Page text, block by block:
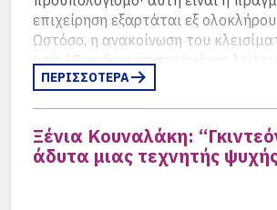
επιχείρηση εξαρτάται εξ
Ωστόσο, η ανακοίνωση του
από 60 χρόνια επιτυχημένης
διαφορετικό, καταστροφικό
διαβούλευση.
διεθνής ραδιοτηλεοπτικός φορέας
ΠΕΡΙΣΣΟΤΕΡΑ
Ξένια Κουναλάκη:
άδυτα μιας τεχνητής